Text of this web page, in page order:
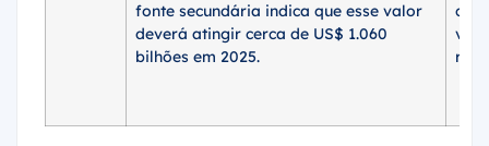
fonte secundária indica que esse valor
deverá atingir cerca de US$ 1.060
bilhões em 2025.